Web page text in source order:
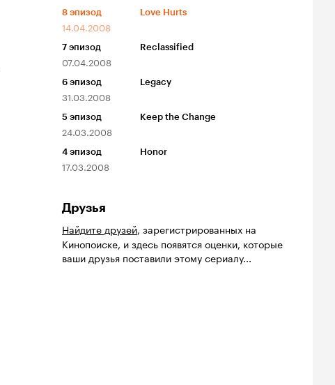
8 эпизод
14.04.2008
Love Hurts
7 эпизод
07.04.2008
Reclassified
6 эпизод
31.03.2008
Legacy
5 эпизод
24.03.2008
Keep the Change
4 эпизод
17.03.2008
Honor
Друзья
Найдите друзей, зарегистрированных на
Кинопоиске, и здесь появятся оценки, которые
ваши друзья поставили этому сериалу...